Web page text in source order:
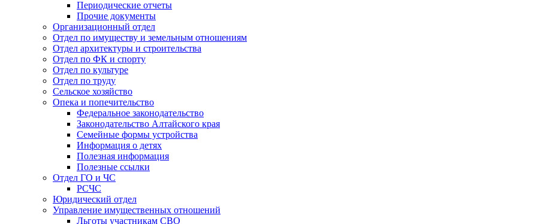
Периодические отчеты
Прочие документы
Организационный отдел
Отдел по имуществу и земельным отношениям
Отдел архитектуры и строительства
Отдел по ФК и спорту
Отдел по культуре
Отдел по труду
Сельское хозяйство
Опека и попечительство
Федеральное законодательство
Законодательство Алтайского края
Семейные формы устройства
Информация о детях
Полезная информация
Полезные ссылки
Отдел ГО и ЧС
РСЧС
Юридический отдел
Управление имущественных отношений
Льготы участникам СВО